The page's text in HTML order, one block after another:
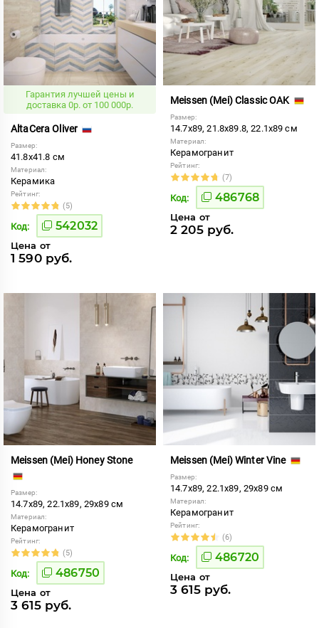
Гарантия лучшей цены и
доставка 0р. от 100 000р.
AltaCera Oliver
Размер:
41.8x41.8 см
Материал:
Керамика
Рейтинг:
(5)
Код: 542032
Цена от
1 590 руб.
Meissen (Mei) Classic OAK
Размер:
14.7x89, 21.8x89.8, 22.1x89 см
Материал:
Керамогранит
Рейтинг:
(7)
Код: 486768
Цена от
2 205 руб.
Meissen (Mei) Honey Stone
Размер:
14.7x89, 22.1x89, 29x89 см
Материал:
Керамогранит
Рейтинг:
(5)
Код: 486750
Цена от
3 615 руб.
Meissen (Mei) Winter Vine
Размер:
14.7x89, 22.1x89, 29x89 см
Материал:
Керамогранит
Рейтинг:
(6)
Код: 486720
Цена от
3 615 руб.